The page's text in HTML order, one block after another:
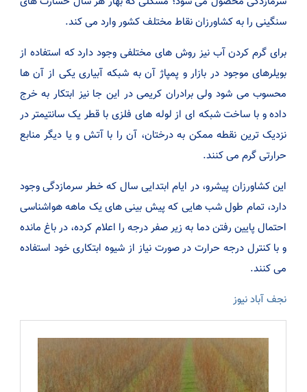
سنگینی را به کشاورزان نقاط مختلف کشور وارد می کند.
برای گرم کردن آب نیز روش های مختلفی وجود دارد که استفاده از
بویلرهای موجود در بازار و پمپاژ آن به شبکه آبیاری یکی از آن ها
محسوب می شود ولی برادران کریمی در این جا نیز ابتکار به خرج
داده و با ساخت شبکه ای از لوله های فلزی با قطر یک سانتیمتر در
نزدیک ترین نقطه ممکن به درختان، آن را با آتش و یا دیگر منابع
حرارتی گرم می کنند.
این کشاورزان پیشرو، در ایام ابتدایی سال که خطر سرمازدگی وجود
دارد، تمام طول شب هایی که پیش بینی های یک ماهه هواشناسی
احتمال پایین رفتن دما به زیر صفر درجه را اعلام کرده، در باغ مانده
و با کنترل درجه حرارت در صورت نیاز از شیوه ابتکاری خود استفاده
می کنند.
نجف آباد نیوز